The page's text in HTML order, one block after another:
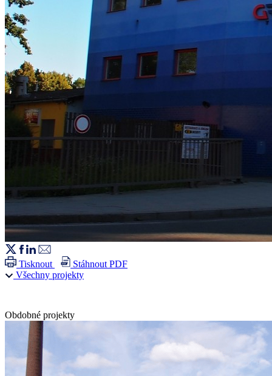
Tisknout
Stáhnout PDF
Všechny projekty
Obdobné projekty